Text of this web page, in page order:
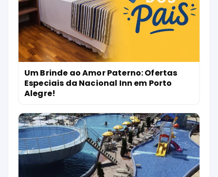
Um Brinde ao Amor Paterno: Ofertas
Especiais da Nacional Inn em Porto
Alegre!